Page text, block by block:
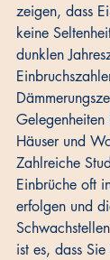
zeigen, dass
keine
dunklen
Häuser und
Zahlreiche
Einbrüche oft
erfolgen und
ist es, dass